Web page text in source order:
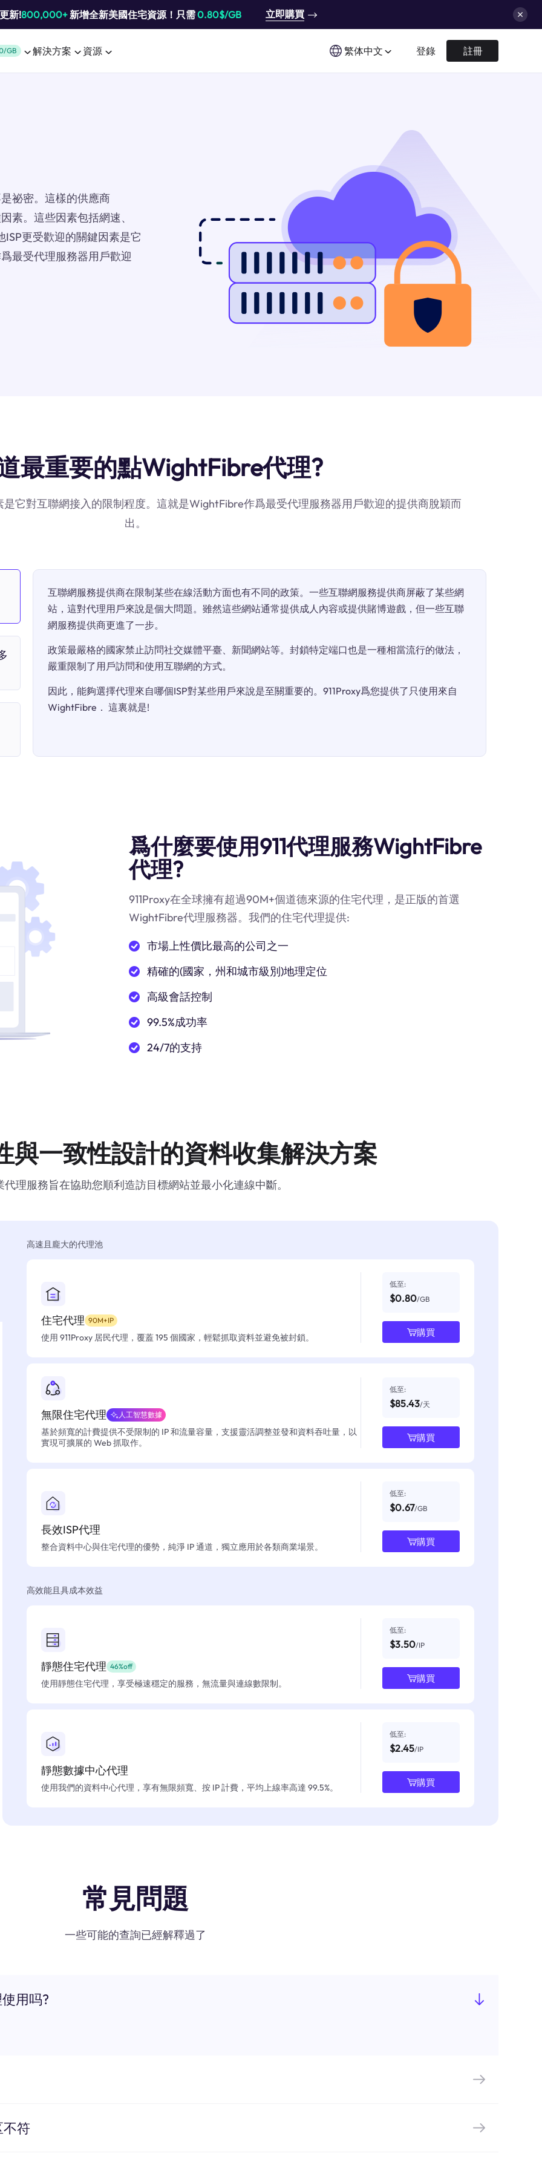
新!800,000+新增全新美國住宅資源！只需0.80$/GB 立即購買
GB 解決方案 資源 繁体中文 登錄 註冊
祕密。這樣的供應商
素。這些因素包括網速、
更受歡迎的關鍵因素是它
最受代理服務器用戶歡迎
最重要的點WightFibre代理?
是它對互聯網接入的限制程度。這就是WightFibre作爲最受代理服務器用戶歡迎的提供商脫穎而
出。
互聯網服務提供商在限制某些在線活動方面也有不同的政策。一些互聯網服務提供商屏蔽了某些網
站，這對代理用戶來說是個大問題。雖然這些網站通常提供成人內容或提供賭博遊戲，但一些互聯
網服務提供商更進了一步。
政策最嚴格的國家禁止訪問社交媒體平臺、新聞網站等。封鎖特定端口也是一種相當流行的做法，
嚴重限制了用戶訪問和使用互聯網的方式。
因此，能夠選擇代理來自哪個ISP對某些用戶來說是至關重要的。911Proxy爲您提供了只使用來自
WightFibre． 這裏就是!
爲什麼要使用911代理服務WightFibre
代理?
911Proxy在全球擁有超過90M+個道德來源的住宅代理，是正版的首選
WightFibre代理服務器。我們的住宅代理提供:
市場上性價比最高的公司之一
精確的(國家，州和城市級別)地理定位
高級會話控制
99.5%成功率
24/7的支持
與一致性設計的資料收集解決方案
代理服務旨在協助您順利造訪目標網站並最小化連線中斷。
高速且龐大的代理池
住宅代理 90M+IP
使用 911Proxy 居民代理，覆蓋 195 個國家，輕鬆抓取資料並避免被封鎖。
低至:
$0.80/GB
購買
無限住宅代理 人工智慧數據
基於頻寬的計費提供不受限制的 IP 和流量容量，支援靈活調整並發和資料吞吐量，以
實現可擴展的 Web 抓取作。
低至:
$85.43/天
購買
長效ISP代理
整合資料中心與住宅代理的優勢，純淨 IP 通道，獨立應用於各類商業場景。
低至:
$0.67/GB
購買
高效能且具成本效益
靜態住宅代理 46%off
使用靜態住宅代理，享受極速穩定的服務，無流量與連線數限制。
低至:
$3.50/IP
購買
靜態數據中心代理
使用我們的資料中心代理，享有無限頻寬、按 IP 計費，平均上線率高達 99.5%。
低至:
$2.45/IP
購買
常見問題
一些可能的查詢已經解釋過了
用吗?
符